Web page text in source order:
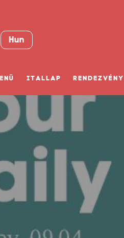
Hun
ITALLAP